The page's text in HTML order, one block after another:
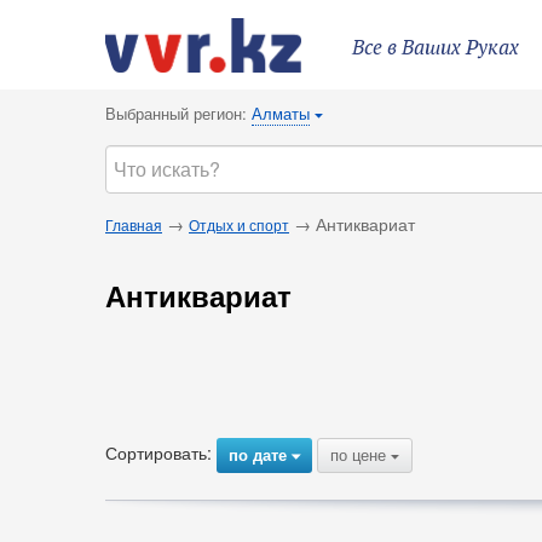
Все в Ваших Руках
Выбранный регион: Алматы {
Главная → Отдых и спорт → Антиквариат
Антиквариат
Сортировать: по дате{ по цене {